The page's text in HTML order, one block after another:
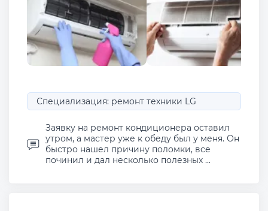
Специализация: ремонт техники LG
Заявку на ремонт кондиционера оставил
утром, а мастер уже к обеду был у меня. Он
быстро нашел причину поломки, все
починил и дал несколько полезных ...